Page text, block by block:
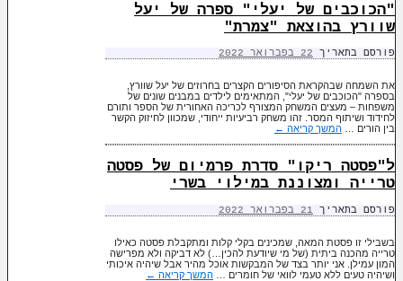
"הכוכבים של יעלי" ספרה של יעל
שוורץ בהוצאת "צמרת"
פורסם בתאריך 22 בפברואר 2022
את השמחה שבהקראת הסיפורים הקצרים בחרוזים של יעל שוורץ,
בספרה "הכוכבים של יעלי", המתאימים לילדים במבנים שונים של
משפחות – מעצים המשחק המצורף לכריכה האחורית של הספר ותורם
לחידוד ושיתוף המסר. זהו משחק רביעיות ייחודי, שמכוון לחיזוק הקשר
בין הורים … המשך קריאה ←
ל"פסטה ריקו" סדרת פרמיום של פסטה
טרייה ומצוננת במילוי בשרי
פורסם בתאריך 21 בפברואר 2022
בשבילי זו פסטת המאה, שמכינים בקלי קלות ומתקבלת פסטה כאילו
טרייה מהכנה ביתית (של מי שיודעת להכין…) לא דביקה ולא מפרישה
המון עמילן. אני יותר בצד של המבקשות אוכל מהיר אבל שיהיה איכותי
ושיהיה טעים ללא טעמי לוואי של חומרים … המשך קריאה ←